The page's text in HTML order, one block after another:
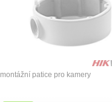
montážní patice pro kamery